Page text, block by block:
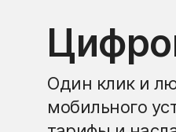
Один клик и
мобильного